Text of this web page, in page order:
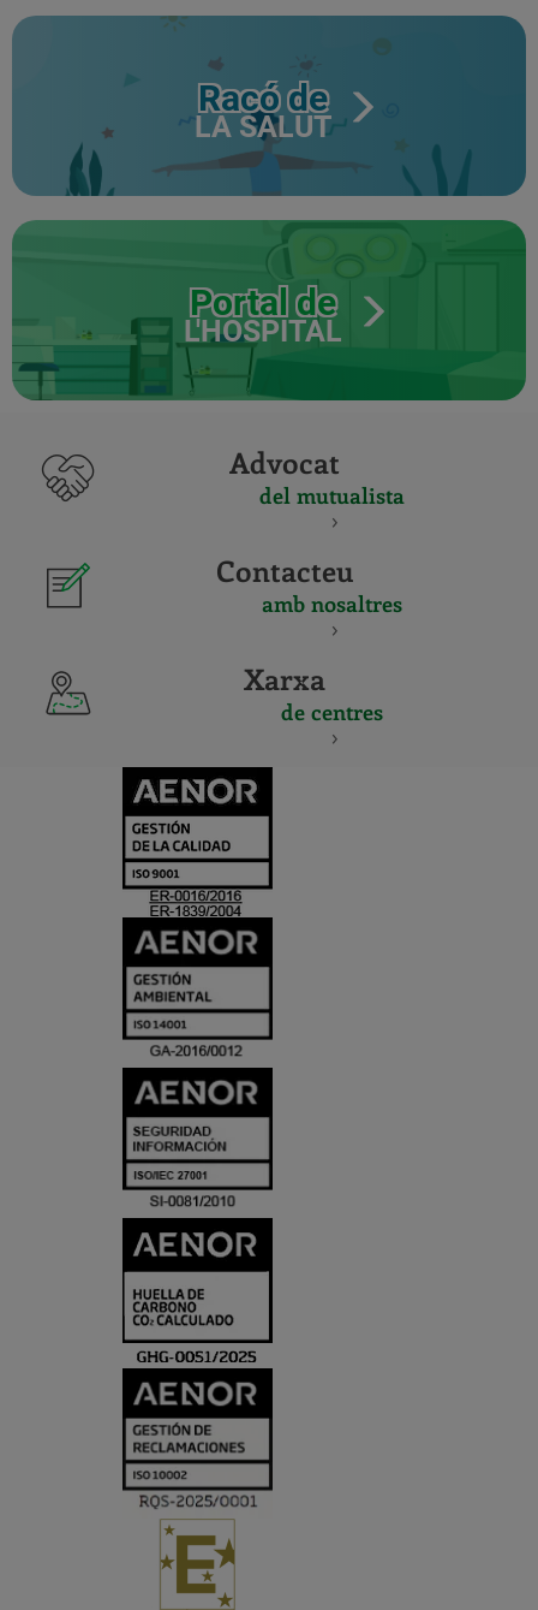
Racó de
LA SALUT
Portal de
L'HOSPITAL
Advocat
del mutualista
Contacteu
amb nosaltres
Xarxa
de centres